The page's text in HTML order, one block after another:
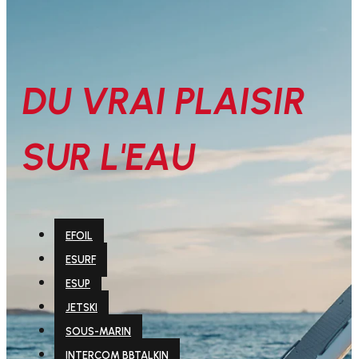
DU VRAI PLAISIR
SUR L'EAU
EFOIL
ESURF
ESUP
JETSKI
SOUS-MARIN
INTERCOM BBTALKIN